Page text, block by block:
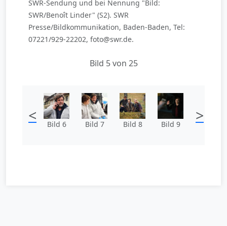
SWR-Sendung und bei Nennung "Bild:
SWR/Benoît Linder" (S2). SWR
Presse/Bildkommunikation, Baden-Baden, Tel:
07221/929-22202, foto@swr.de.
Bild 5 von 25
< Bild 6 Bild 7 Bild 8 Bild 9 >